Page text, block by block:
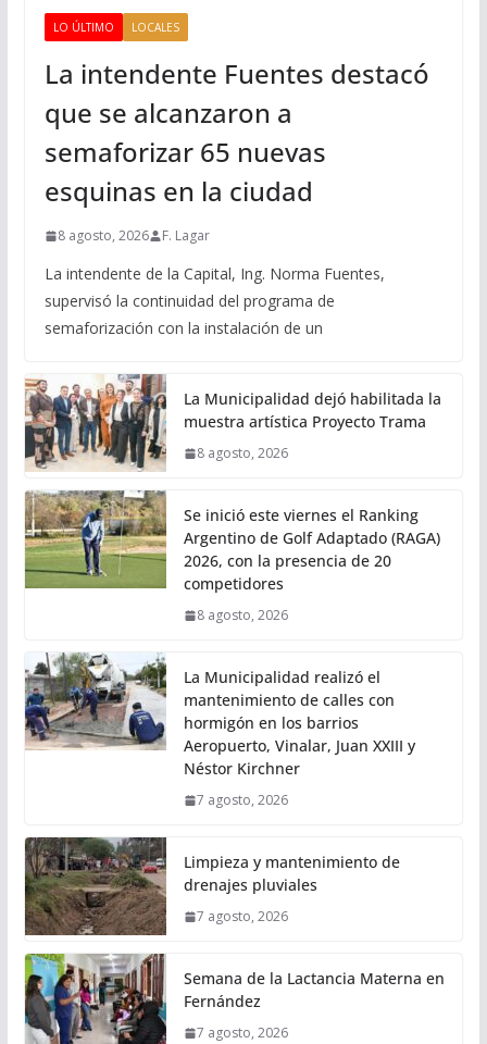
LO ÚLTIMO LOCALES
La intendente Fuentes destacó
que se alcanzaron a
semaforizar 65 nuevas
esquinas en la ciudad
8 agosto, 2026 F. Lagar
La intendente de la Capital, Ing. Norma Fuentes,
supervisó la continuidad del programa de
semaforización con la instalación de un
La Municipalidad dejó habilitada la
muestra artística Proyecto Trama
8 agosto, 2026
Se inició este viernes el Ranking
Argentino de Golf Adaptado (RAGA)
2026, con la presencia de 20
competidores
8 agosto, 2026
La Municipalidad realizó el
mantenimiento de calles con
hormigón en los barrios
Aeropuerto, Vinalar, Juan XXIII y
Néstor Kirchner
7 agosto, 2026
Limpieza y mantenimiento de
drenajes pluviales
7 agosto, 2026
Semana de la Lactancia Materna en
Fernández
7 agosto, 2026